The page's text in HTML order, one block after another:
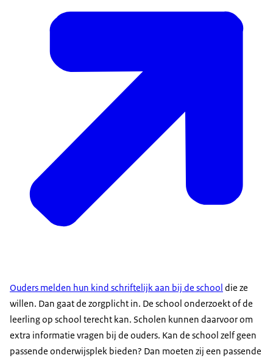
Ouders melden hun kind schriftelijk aan bij de school die ze
willen. Dan gaat de zorgplicht in. De school onderzoekt of de
leerling op school terecht kan. Scholen kunnen daarvoor om
extra informatie vragen bij de ouders. Kan de school zelf geen
passende onderwijsplek bieden? Dan moeten zij een passende